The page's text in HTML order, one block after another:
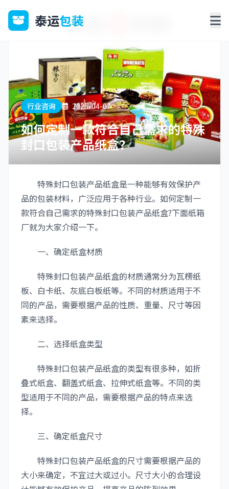
泰运包装
行业咨询 2025-04-07
如何定制一款符合自己需求的特殊
封口包装产品纸盒？
特殊封口包装产品纸盒是一种能够有效保护产
品的包装材料，广泛应用于各种行业。如何定制一
款符合自己需求的特殊封口包装产品纸盒?下面纸箱
厂就为大家介绍一下。
一、确定纸盒材质
特殊封口包装产品纸盒的材质通常分为瓦楞纸
板、白卡纸、灰底白板纸等。不同的材质适用于不
同的产品，需要根据产品的性质、重量、尺寸等因
素来选择。
二、选择纸盒类型
特殊封口包装产品纸盒的类型有很多种，如折
叠式纸盒、翻盖式纸盒、拉伸式纸盒等。不同的类
型适用于不同的产品，需要根据产品的特点来选
择。
三、确定纸盒尺寸
特殊封口包装产品纸盒的尺寸需要根据产品的
大小来确定，不宜过大或过小。尺寸大小的合理设